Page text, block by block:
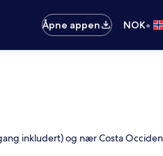
Åpne appen
NOK•
inkludert) og nær Costa